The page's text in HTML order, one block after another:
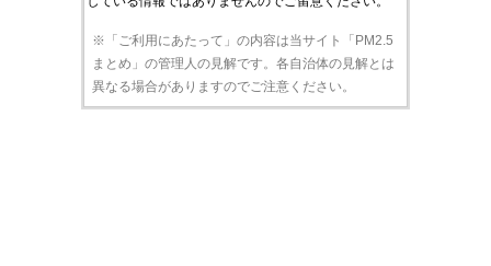
※「ご利用にあたって」の内容は当サイト「PM2.5
まとめ」の管理人の見解です。各自治体の見解とは
異なる場合がありますのでご注意ください。